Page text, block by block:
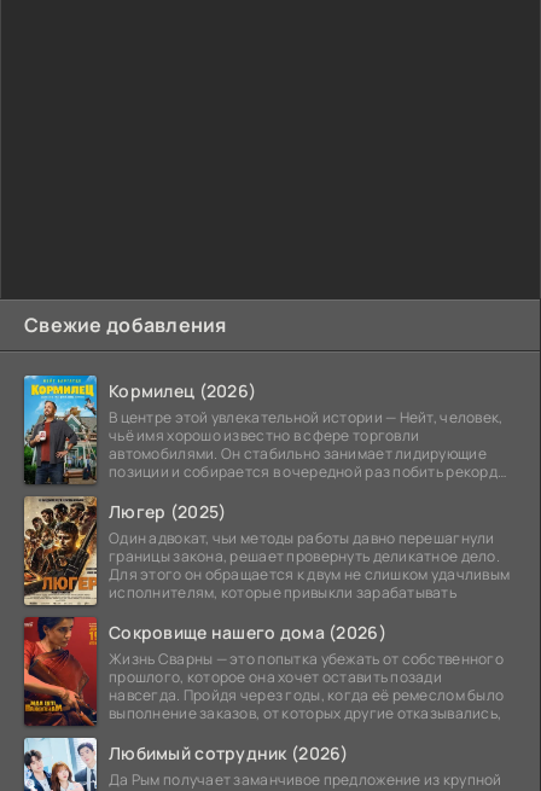
Свежие добавления
Кормилец (2026)
В центре этой увлекательной истории — Нейт, человек,
чьё имя хорошо известно в сфере торговли
автомобилями. Он стабильно занимает лидирующие
позиции и собирается в очередной раз побить рекорд
Люгер (2025)
Один адвокат, чьи методы работы давно перешагнули
границы закона, решает провернуть деликатное дело.
Для этого он обращается к двум не слишком удачливым
исполнителям, которые привыкли зарабатывать
Сокровище нашего дома (2026)
Жизнь Сварны — это попытка убежать от собственного
прошлого, которое она хочет оставить позади
навсегда. Пройдя через годы, когда её ремеслом было
выполнение заказов, от которых другие отказывались,
Любимый сотрудник (2026)
Да Рым получает заманчивое предложение из крупной